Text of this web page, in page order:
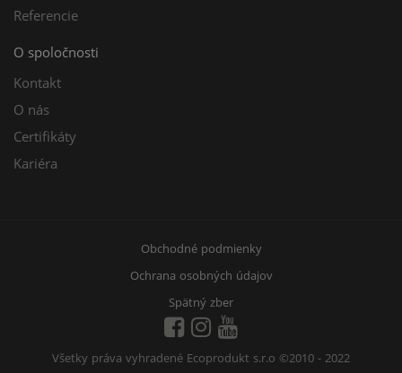
Referencie
O spoločnosti
Kontakt
O nás
Certifikáty
Kariéra
Obchodné podmienky
Ochrana osobných údajov
Spätný zber
Všetky práva vyhradené Ecoprodukt s.r.o ©2010 - 2022